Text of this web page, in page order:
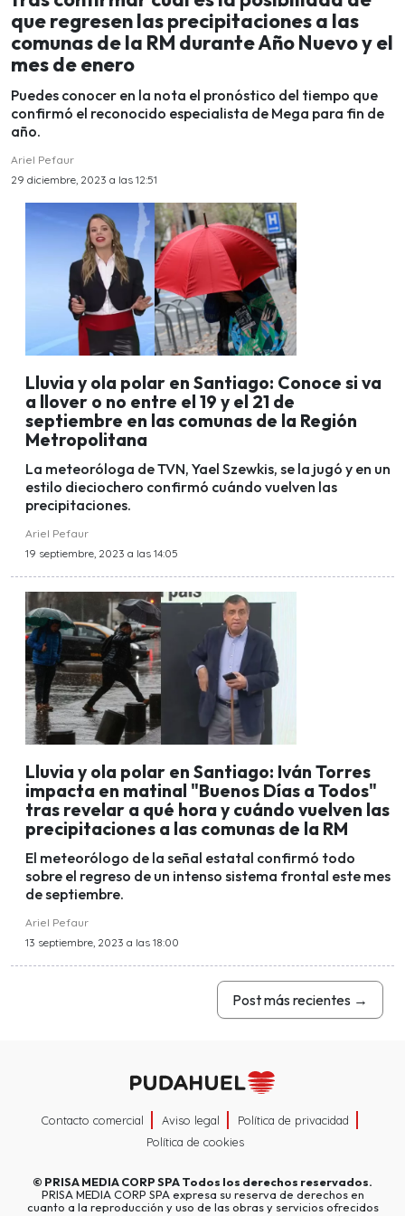
que regresen las precipitaciones a las
comunas de la RM durante Año Nuevo y el
mes de enero
Puedes conocer en la nota el pronóstico del tiempo que
confirmó el reconocido especialista de Mega para fin de
año.
Ariel Pefaur
29 diciembre, 2023 a las 12:51
Lluvia y ola polar en Santiago: Conoce si va
a llover o no entre el 19 y el 21 de
septiembre en las comunas de la Región
Metropolitana
La meteoróloga de TVN, Yael Szewkis, se la jugó y en un
estilo dieciochero confirmó cuándo vuelven las
precipitaciones.
Ariel Pefaur
19 septiembre, 2023 a las 14:05
Lluvia y ola polar en Santiago: Iván Torres
impacta en matinal "Buenos Días a Todos"
tras revelar a qué hora y cuándo vuelven las
precipitaciones a las comunas de la RM
El meteorólogo de la señal estatal confirmó todo
sobre el regreso de un intenso sistema frontal este mes
de septiembre.
Ariel Pefaur
13 septiembre, 2023 a las 18:00
Post más recientes →
Contacto comercial Aviso legal
Política de privacidad
Política de cookies
© PRISA MEDIA CORP SPATodos los derechos reservados.
PRISA MEDIA CORP SPA expresa su reserva de derechos en
cuanto a la reproducción y uso de las obras y servicios ofrecidos